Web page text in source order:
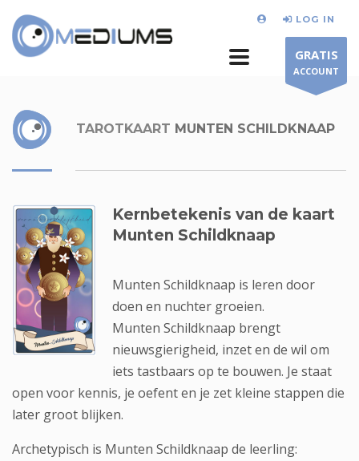
LOG IN
GRATIS
ACCOUNT
TAROTKAART MUNTEN SCHILDKNAAP
Kernbetekenis van de kaart
Munten Schildknaap
Munten Schildknaap is leren door
doen en nuchter groeien.
Munten Schildknaap brengt
nieuwsgierigheid, inzet en de wil om
iets tastbaars op te bouwen. Je staat
open voor kennis, je oefent en je zet kleine stappen die
later groot blijken.
Archetypisch is Munten Schildknaap de leerling: